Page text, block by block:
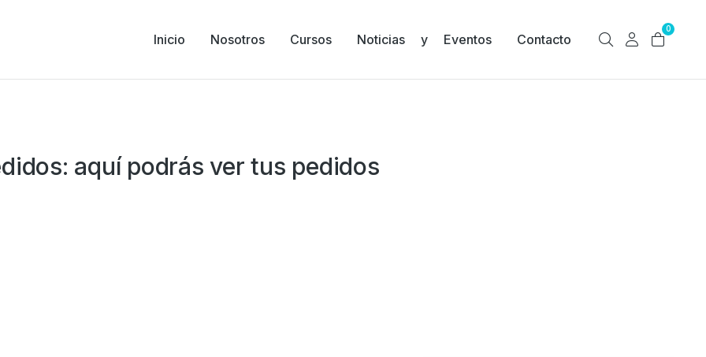
Inicio Nosotros Cursos Noticias y Eventos Contacto
0
aquí podrás ver tus pedidos